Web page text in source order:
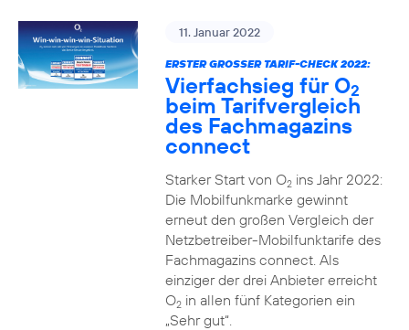
11. Januar 2022
ERSTER GROSSER TARIF-CHECK 2022:
Vierfachsieg für O2
beim Tarifvergleich
des Fachmagazins
connect
Starker Start von O2ins Jahr 2022:
Die Mobilfunkmarke gewinnt
erneut den großen Vergleich der
Netzbetreiber-Mobilfunktarife des
Fachmagazins connect. Als
einziger der drei Anbieter erreicht
O2in allen fünf Kategorien ein
„Sehr gut“.